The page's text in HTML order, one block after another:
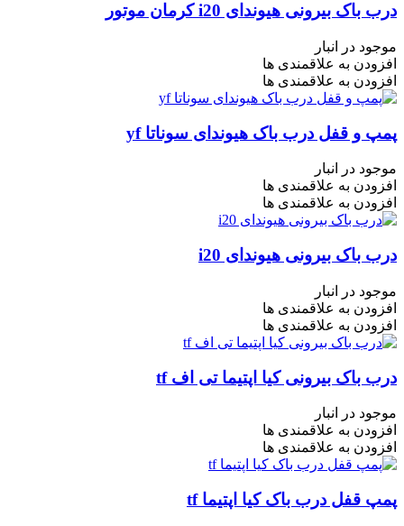
درب باک بیرونی هیوندای i20 کرمان موتور
موجود در انبار
افزودن به علاقمندی ها
افزودن به علاقمندی ها
پمپ و قفل درب باک هیوندای سوناتا yf
موجود در انبار
افزودن به علاقمندی ها
افزودن به علاقمندی ها
درب باک بیرونی هیوندای i20
موجود در انبار
افزودن به علاقمندی ها
افزودن به علاقمندی ها
درب باک بیرونی کیا اپتیما تی اف tf
موجود در انبار
افزودن به علاقمندی ها
افزودن به علاقمندی ها
پمپ قفل درب باک کیا اپتیما tf